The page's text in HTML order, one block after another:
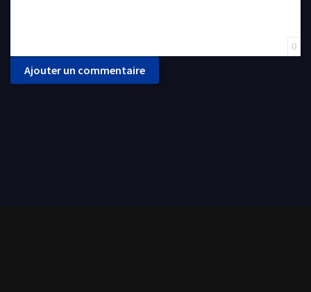
0
Ajouter un commentaire